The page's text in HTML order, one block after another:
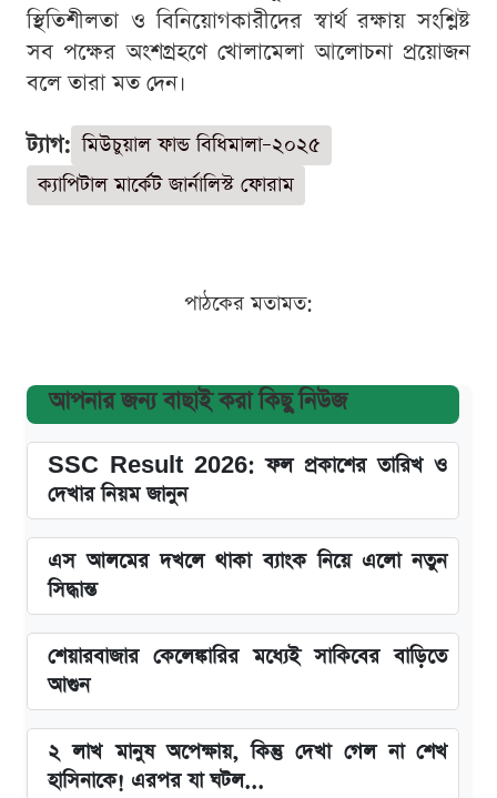
স্থিতিশীলতা ও বিনিয়োগকারীদের স্বার্থ রক্ষায় সংশ্লিষ্ট
সব পক্ষের অংশগ্রহণে খোলামেলা আলোচনা প্রয়োজন
বলে তারা মত দেন।
ট্যাগ: মিউচুয়াল ফান্ড বিধিমালা–২০২৫
ক্যাপিটাল মার্কেট জার্নালিস্ট ফোরাম
পাঠকের মতামত:
আপনার জন্য বাছাই করা কিছু নিউজ
SSC Result 2026: ফল প্রকাশের তারিখ ও
দেখার নিয়ম জানুন
এস আলমের দখলে থাকা ব্যাংক নিয়ে এলো নতুন
সিদ্ধান্ত
শেয়ারবাজার কেলেঙ্কারির মধ্যেই সাকিবের বাড়িতে
আগুন
২ লাখ মানুষ অপেক্ষায়, কিন্তু দেখা গেল না শেখ
হাসিনাকে! এরপর যা ঘটল...